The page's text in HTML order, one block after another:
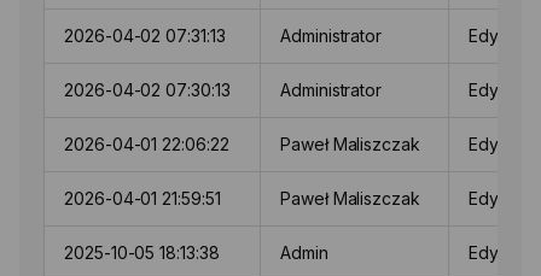
2026-04-02 07:31:13 Administrator Edycja
2026-04-02 07:30:13 Administrator Edycja
2026-04-01 22:06:22 Paweł Maliszczak Edycja
2026-04-01 21:59:51 Paweł Maliszczak Edycja
2025-10-05 18:13:38 Admin Edycja